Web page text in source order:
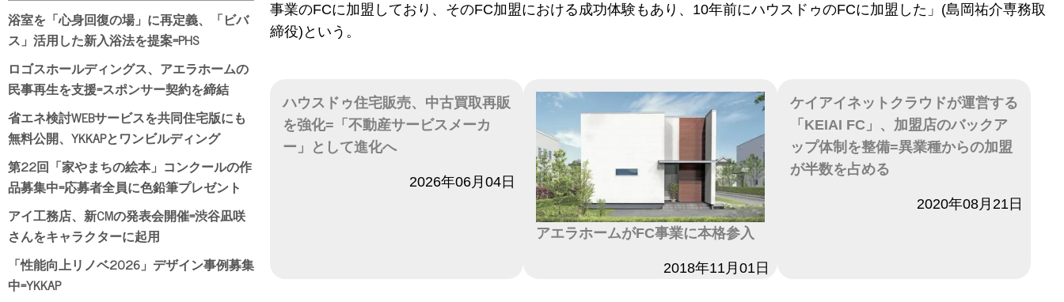
事業のFCに加盟しており、そのFC加盟における成功体験もあり、10年前にハウスドゥのFCに加盟した」(島岡祐介専務取
締役)という。
ハウスドゥ住宅販売、中古買取再販
を強化=「不動産サービスメーカ
ー」として進化へ
2026年06月04日
アエラホームがFC事業に本格参入
2018年11月01日
ケイアイネットクラウドが運営する
「KEIAI FC」、加盟店のバックア
ップ体制を整備=異業種からの加盟
が半数を占める
2020年08月21日
浴室を「心身回復の場」に再定義、「ビバ
ス」活用した新入浴法を提案=PHS
ロゴスホールディングス、アエラホームの
民事再生を支援=スポンサー契約を締結
省エネ検討WEBサービスを共同住宅版にも
無料公開、YKKAPとワンビルディング
第22回「家やまちの絵本」コンクールの作
品募集中=応募者全員に色鉛筆プレゼント
アイ工務店、新CMの発表会開催=渋谷凪咲
さんをキャラクターに起用
「性能向上リノベ2026」デザイン事例募集
中=YKKAP